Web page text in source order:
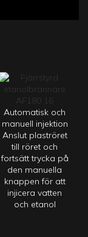
Automatisk och
manuell injektion
Anslut plaströret
till röret och
fortsätt trycka på
den manuella
knappen för att
injicera vatten
och etanol